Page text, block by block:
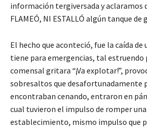
información tergiversada y aclaramos
FLAMEÓ, NI ESTALLÓ algún tanque de
El hecho que aconteció, fue la caída de
tiene para emergencias, tal estruendo
comensal gritara “¡Va explotar!”,
sobresaltos que desafortunadamente
encontraban cenando, entraron en
cual tuvieron el impulso de romper
establecimiento, mismo impulso que